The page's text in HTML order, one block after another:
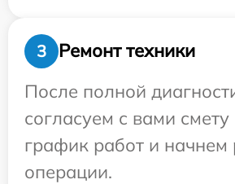
3
Ремонт техники
После полной
согласуем с вами смету
график работ и начнем
операции.